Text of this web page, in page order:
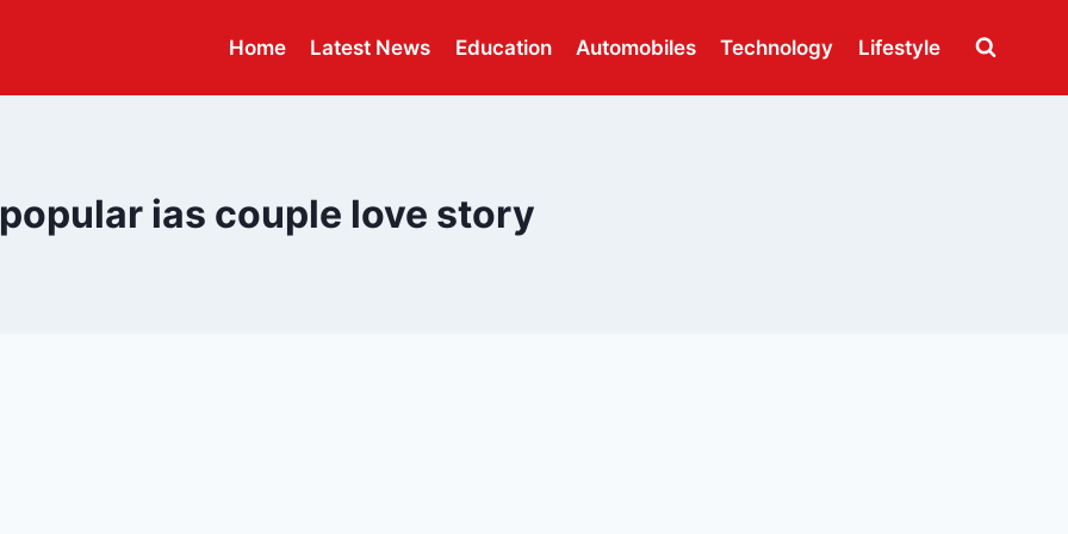
Home Latest News Education Automobiles Technology Lifestyle
popular ias couple love story